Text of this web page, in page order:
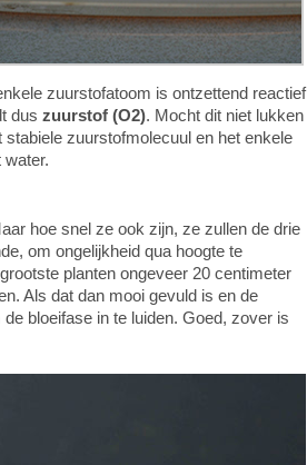
zuurstofatoom is ontzettend reactief
dus zuurstof (O2). Mocht dit niet lukken
zuurstofmolecuul en het enkele
hoe snel ze ook zijn, ze zullen de drie
om ongelijkheid qua hoogte te
planten ongeveer 20 centimeter
Als dat dan mooi gevuld is en de
de bloeifase in te luiden. Goed, zover is